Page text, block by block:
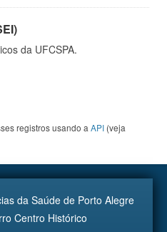
da UFCSPA.
registros usando a API (veja
da Saúde de Porto Alegre
Centro Histórico